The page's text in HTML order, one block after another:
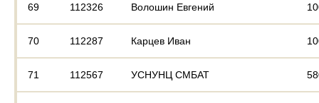
69 112326 Волошин Евгений
70 112287 Карцев Иван
71 112567 УСНУНЦ СМБАТ